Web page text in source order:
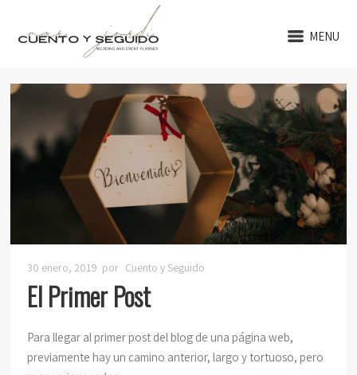
MENU
30 enero, 2019 por Cuento y Seguido
El Primer Post
Para llegar al primer post del blog de una página web,
previamente hay un camino anterior, largo y tortuoso, pero